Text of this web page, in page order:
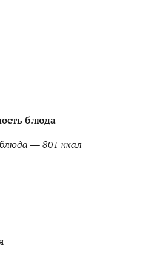
блюда
––801 ккал